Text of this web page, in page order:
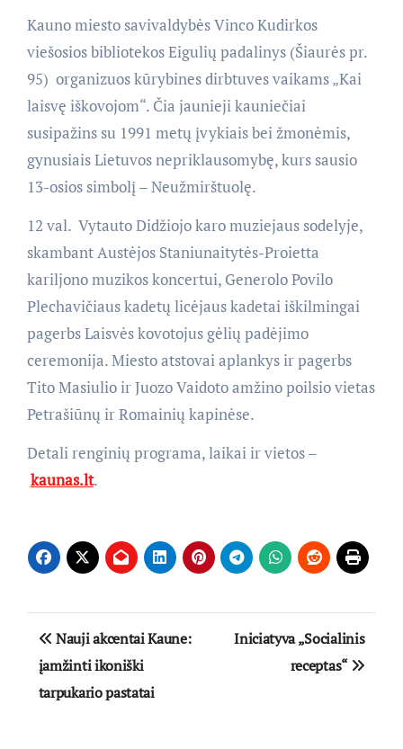
Kauno miesto savivaldybės Vinco Kudirkos
viešosios bibliotekos Eigulių padalinys (Šiaurės pr.
95) organizuos kūrybines dirbtuves vaikams „Kai
laisvę iškovojom“. Čia jaunieji kauniečiai
susipažins su 1991 metų įvykiais bei žmonėmis,
gynusiais Lietuvos nepriklausomybę, kurs sausio
13-osios simbolį – Neužmirštuolę.
12 val. Vytauto Didžiojo karo muziejaus sodelyje,
skambant Austėjos Staniunaitytės-Proietta
kariljono muzikos koncertui, Generolo Povilo
Plechavičiaus kadetų licėjaus kadetai iškilmingai
pagerbs Laisvės kovotojus gėlių padėjimo
ceremonija. Miesto atstovai aplankys ir pagerbs
Tito Masiulio ir Juozo Vaidoto amžino poilsio vietas
Petrašiūnų ir Romainių kapinėse.
Detali renginių programa, laikai ir vietos –
kaunas.lt.
Navigacija
tarp
įrašų
Nauji akcentai Kaune:
įamžinti ikoniški
tarpukario pastatai
Iniciatyva „Socialinis
receptas“